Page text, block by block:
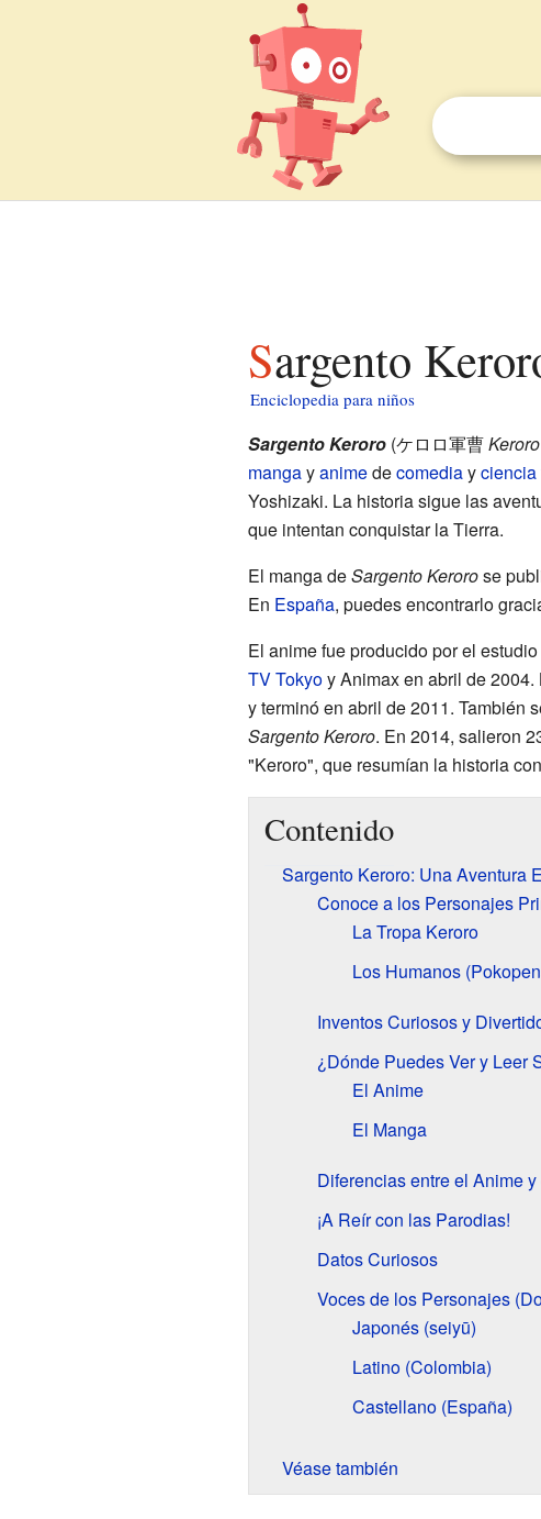
Sargento
Enciclopedia para niños
Sargento Keroro (ケロロ軍曹
mangayanimedecomediayciencia
Yoshizaki. La historia sigue las
que intentan conquistar la Tierra.
El manga deSargento Kerorose
En España, puedes encontrarlo
El anime fue producido por el estudio
TV Tokyoy Animax en abril de 2004.
y terminó en abril de 2011. También
Sargento Keroro. En 2014, salieron
"Keroro", que resumían la historia
Contenido
Sargento Keroro: Una Aventura
Conoce a los Personajes
La Tropa Keroro
Los Humanos
Inventos Curiosos y
¿Dónde Puedes Ver y Leer
El Anime
El Manga
Diferencias entre el Anime
¡A Reír con las Parodias!
Datos Curiosos
Voces de los Personajes
Japonés (seiyū)
Latino (Colombia)
Castellano (España)
Véase también